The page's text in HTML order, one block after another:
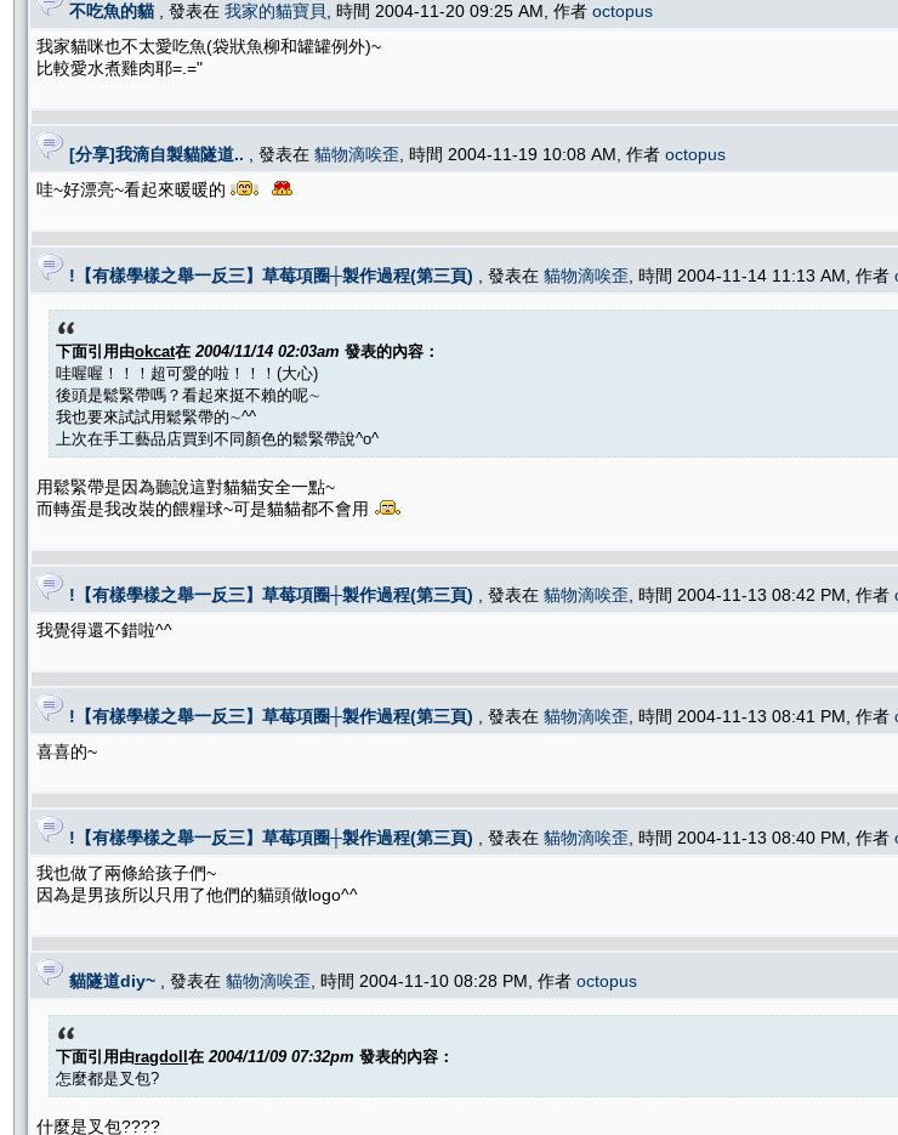
不吃魚的貓 , 發表在 我家的貓寶貝 , 時間 2004-11-20 09:25 AM, 作者 octopus
我家貓咪也不太愛吃魚(袋狀魚柳和罐罐例外)~
比較愛水煮雞肉耶=.="
[分享]我滴自製貓隧道.. , 發表在 貓物滴唉歪 , 時間 2004-11-19 10:08 AM, 作者 octopus
哇~好漂亮~看起來暖暖的
!【有樣學樣之舉一反三】草莓項圈┼製作過程(第三頁) , 發表在 貓物滴唉歪 , 時間 2004-11-14 11:13 AM, 作者
下面引用由okcat在 2004/11/14 02:03am 發表的內容：
哇喔喔！！！超可愛的啦！！！(大心)
後頭是鬆緊帶嗎？看起來挺不賴的呢∼
我也要來試試用鬆緊帶的∼^^
上次在手工藝品店買到不同顏色的鬆緊帶說^o^
用鬆緊帶是因為聽說這對貓貓安全一點~
而轉蛋是我改裝的餵糧球~可是貓貓都不會用
!【有樣學樣之舉一反三】草莓項圈┼製作過程(第三頁) , 發表在 貓物滴唉歪 , 時間 2004-11-13 08:42 PM, 作者
我覺得還不錯啦^^
!【有樣學樣之舉一反三】草莓項圈┼製作過程(第三頁) , 發表在 貓物滴唉歪 , 時間 2004-11-13 08:41 PM, 作者
喜喜的~
!【有樣學樣之舉一反三】草莓項圈┼製作過程(第三頁) , 發表在 貓物滴唉歪 , 時間 2004-11-13 08:40 PM, 作者
我也做了兩條給孩子們~
因為是男孩所以只用了他們的貓頭做logo^^
貓隧道diy~ , 發表在 貓物滴唉歪 , 時間 2004-11-10 08:28 PM, 作者 octopus
下面引用由ragdoll在 2004/11/09 07:32pm 發表的內容：
怎麼都是叉包?
什麼是叉包????